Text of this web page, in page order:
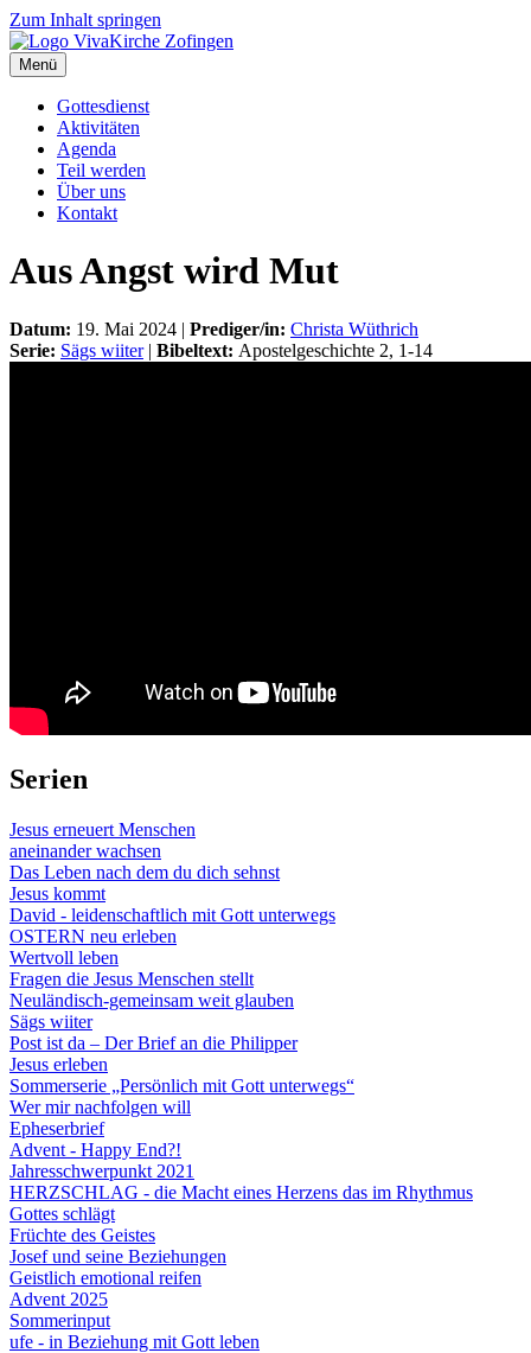
Zum Inhalt springen
Menü
Gottesdienst
Aktivitäten
Agenda
Teil werden
Über uns
Kontakt
Aus Angst wird Mut
Datum: 19. Mai 2024 | Prediger/in: Christa Wüthrich
Serie: Sägs wiiter| Bibeltext: Apostelgeschichte 2, 1-14
Serien
Jesus erneuert Menschen
aneinander wachsen
Das Leben nach dem du dich sehnst
Jesus kommt
David - leidenschaftlich mit Gott unterwegs
OSTERN neu erleben
Wertvoll leben
Fragen die Jesus Menschen stellt
Neuländisch-gemeinsam weit glauben
Sägs wiiter
Post ist da – Der Brief an die Philipper
Jesus erleben
Sommerserie „Persönlich mit Gott unterwegs“
Wer mir nachfolgen will
Epheserbrief
Advent - Happy End?!
Jahresschwerpunkt 2021
HERZSCHLAG - die Macht eines Herzens das im Rhythmus
Gottes schlägt
Früchte des Geistes
Josef und seine Beziehungen
Geistlich emotional reifen
Advent 2025
Sommerinput
ufe - in Beziehung mit Gott leben